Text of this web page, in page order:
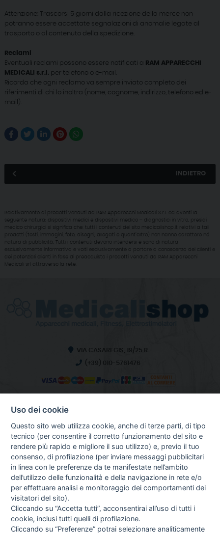
Attenzione: Trascorsi 5 giorni dalla ricezione della merce non
potranno essere accettate segnalazioni di anomalie legate al
trasporto o al contenuto della spedizione.
Reclami
Eventuali reclami possono essere notificati a RAM APPARECCHI
MEDICALI s.r.l. per telefono o e-mail.
Ricorda che ogni reclamo va sempre inviato completo dei
riferimenti di chi lo inoltra (nome, cognome, indirizzo, telefono ed e-
mail).
INDIETRO
Relativamente ai prodotti venduti da RAM Apparecchi Medicali S.r.l. ed aventi la
seguente natura: dispositivi medici e dispositivi medico – diagnostici in vitro, presidi
medico chirurgici si significa che: tutti i contenuti del sito medicalishop.it relativi a tali
prodotti (testi, immagini, foto, disegni, allegati e quant’altro) non hanno carattere né
natura di pubblicità. Tutti i contenuti devono intendersi e sono di natura
esclusivamente informativa e volti esclusivamente a portare a conoscenza dei clienti e
dei potenziali clienti in fase di preacquisto i prodotti venduti da RAM Apparecchi
Medicali srl attraverso la rete.
VIA CASAREGIS, 19/25 R
(+39) 010-5761476
HOME
CHI SIAMO
NOTIZIE
CONTATTI
GUIDA AGLI ACQUISTI
PROCEDURA DI ACQUISTO
PAGAMENTI
DIRITTO DI RECESSO
SPEDIZIONI E COSTI
Uso dei cookie
Questo sito web utilizza cookie, anche di terze parti, di tipo
tecnico (per consentire il corretto funzionamento del sito e
rendere più rapido e migliore il suo utilizzo) e, previo il tuo
consenso, di profilazione (per inviare messaggi pubblicitari
in linea con le preferenze da te manifestate nell’ambito
dell’utilizzo delle funzionalità e della navigazione in rete e/o
per effettuare analisi e monitoraggio dei comportamenti dei
visitatori del sito).
Cliccando su “Accetta tutti”, acconsentirai all’uso di tutti i
cookie, inclusi tutti quelli di profilazione.
Cliccando su “Preferenze” potrai selezionare analiticamente